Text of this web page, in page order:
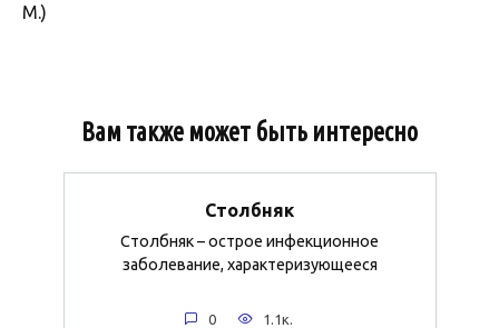
М.)
Вам также может быть интересно
Столбняк
Столбняк – острое инфекционное
заболевание, характеризующееся
0 1.1к.